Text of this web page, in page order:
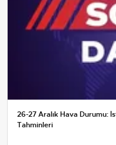
26-27 Aralık Hava Durumu:
Tahminleri